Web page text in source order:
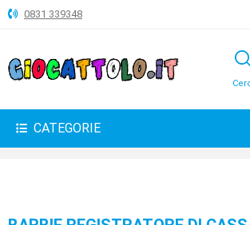
ANIMALI
BAMBOLE
0831 339348
CATEGORIE